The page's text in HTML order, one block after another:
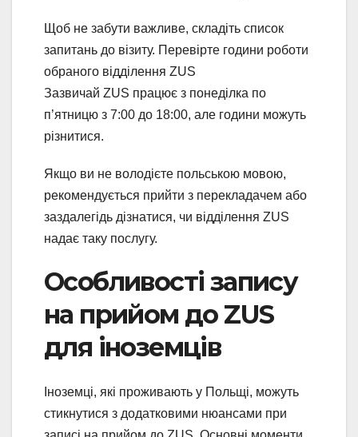
Щоб не забути важливе, складіть список
запитань до візиту. Перевірте години роботи
обраного відділення ZUS
Зазвичай ZUS працює з понеділка по
п’ятницю з 7:00 до 18:00, але години можуть
різнитися.
Якщо ви не володієте польською мовою,
рекомендується прийти з перекладачем або
заздалегідь дізнатися, чи відділення ZUS
надає таку послугу.
Особливості запису
на прийом до ZUS
для іноземців
Іноземці, які проживають у Польщі, можуть
стикнутися з додатковими нюансами при